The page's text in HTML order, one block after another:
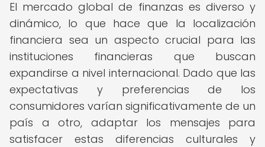
El mercado global de finanzas es diverso y
dinámico, lo que hace que la localización
financiera sea un aspecto crucial para las
instituciones financieras que buscan
expandirse a nivel internacional. Dado que las
expectativas y preferencias de los
consumidores varían significativamente de un
país a otro, adaptar los mensajes para
satisfacer estas diferencias culturales y